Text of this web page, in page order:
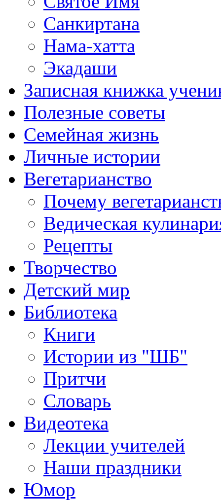
Санкиртана
Нама-хатта
Экадаши
Записная книжка
Полезные советы
Семейная жизнь
Личные истории
Вегетарианство
Почему
Ведическая
Рецепты
Творчество
Детский мир
Библиотека
Книги
Истории из "ШБ"
Притчи
Словарь
Видеотека
Лекции учителей
Наши праздники
Юмор